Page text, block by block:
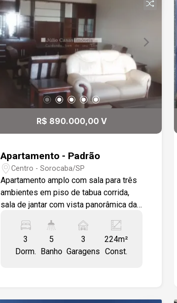
R$ 890.000,00 V
Apartamento - Padrão
Centro - Sorocaba/SP
Apartamento amplo com sala para três
ambientes em piso de tabua corrida,
sala de jantar com vista panorâmica da
Cozinha repleta de armários com copa
integrada, dependências de empregada
com área de serviço modulada, lavabo,
3
Dorm.
5
Banho
3
Garagens
224m²
Const.